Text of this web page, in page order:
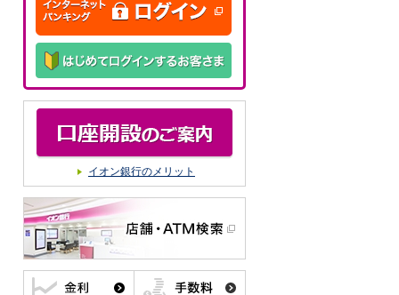
イオン銀行のメリット